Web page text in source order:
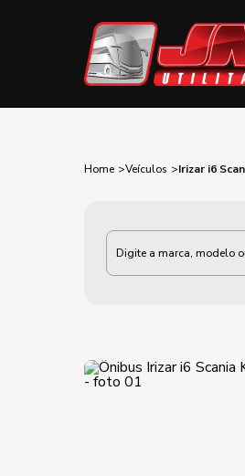
Home Veículos Irizar i6
Categoria